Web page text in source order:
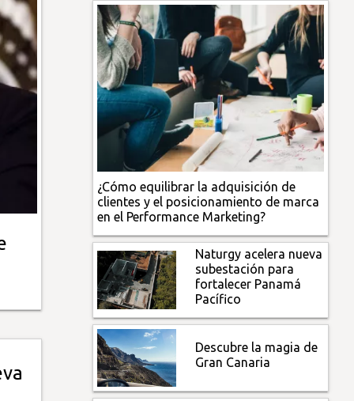
¿Cómo equilibrar la adquisición de
clientes y el posicionamiento de marca
en el Performance Marketing?
Naturgy acelera nueva
subestación para
fortalecer Panamá
Pacífico
Descubre la magia de
Gran Canaria